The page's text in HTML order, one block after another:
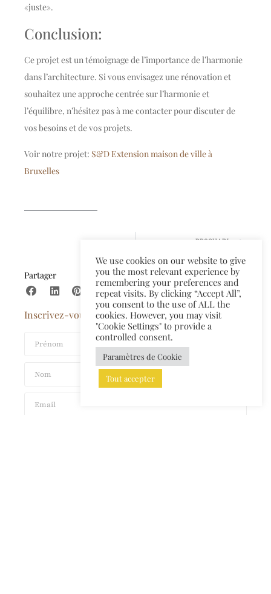
«juste».
Conclusion:
Ce projet est un témoignage de l’importance de l’harmonie
dans l’architecture. Si vous envisagez une rénovation et
souhaitez une approche centrée sur l’harmonie et
l’équilibre, n’hésitez pas à me contacter pour discuter de
vos besoins et de vos projets.
Voir notre projet: S&D Extension maison de ville à
Bruxelles
PROCHAIN
Partager
Inscrivez-vous à la newsletter​
We use cookies on our website to give
you the most relevant experience by
remembering your preferences and
repeat visits. By clicking “Accept All”,
you consent to the use of ALL the
cookies. However, you may visit
"Cookie Settings" to provide a
controlled consent.
Paramètres de Cookie
Tout accepter